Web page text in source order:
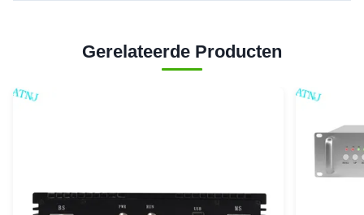
Gerelateerde Producten